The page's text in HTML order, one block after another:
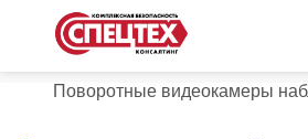
Поворотные видеокамеры